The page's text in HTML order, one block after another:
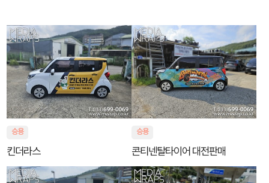
승용
킨더라스
승용
콘티넨탈타이어 대전판매